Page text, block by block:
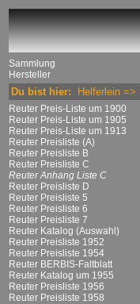
Sammlung
Hersteller
Du bist hier: Helferlein =>
Reuter Preis-Liste um 1900
Reuter Preis-Liste um 1905
Reuter Preis-Liste um 1913
Reuter Preisliste (A)
Reuter Preisliste B
Reuter Preisliste C
Reuter Anhang Liste C
Reuter Preisliste D
Reuter Preisliste 5
Reuter Preisliste 6
Reuter Preisliste 7
Reuter Katalog (Auswahl)
Reuter Preisliste 1952
Reuter Preisliste 1954
Reuter BERBIS-Faltblatt
Reuter Katalog um 1955
Reuter Preisliste 1956
Reuter Preisliste 1958